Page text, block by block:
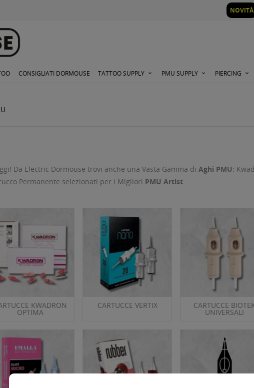
NOVITÀ
CONSIGLIATI DORMOUSE TATTOO SUPPLY PMU SUPPLY PIERCING
Da Electric Dormouse trovi anche una Vasta Gamma di Aghi PMU:
Permanente selezionati per i Migliori PMU Artist.
KWADRON
OPTIMA
CARTUCCE VERTIX CARTUCCE
UNIVERSALI